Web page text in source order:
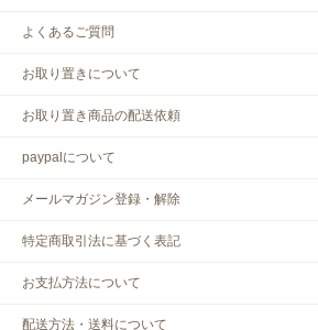
よくあるご質問
お取り置きについて
お取り置き商品の配送依頼
paypalについて
メールマガジン登録・解除
特定商取引法に基づく表記
お支払方法について
配送方法・送料について